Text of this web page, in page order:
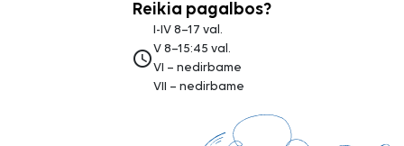
Reikia pagalbos?
access_time
I-IV 8–17 val.
V 8–15:45 val.
VI – nedirbame
VII – nedirbame